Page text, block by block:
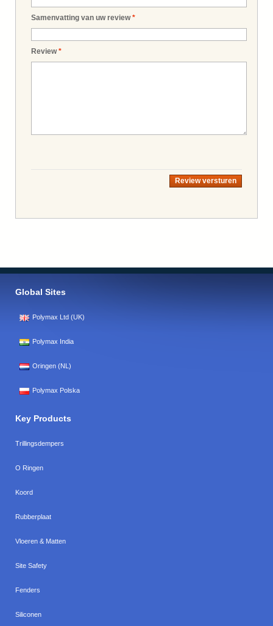
*
Samenvatting van uw review
*
Review
Review versturen
Global Sites
Polymax Ltd (UK)
Polymax India
Oringen (NL)
Polymax Polska
Key Products
Trillingsdempers
O Ringen
Koord
Rubberplaat
Vloeren & Matten
Site Safety
Fenders
Siliconen